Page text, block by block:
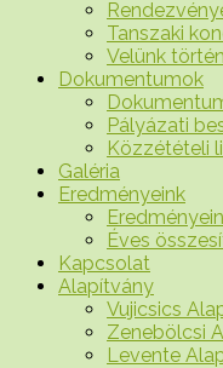
Tanszaki
Velünk
Dokumentumok
Pályázati
Közzétételi
Galéria
Eredményeink
Éves
Kapcsolat
Alapítvány
Vujicsics
Zenebölcsi
Levente